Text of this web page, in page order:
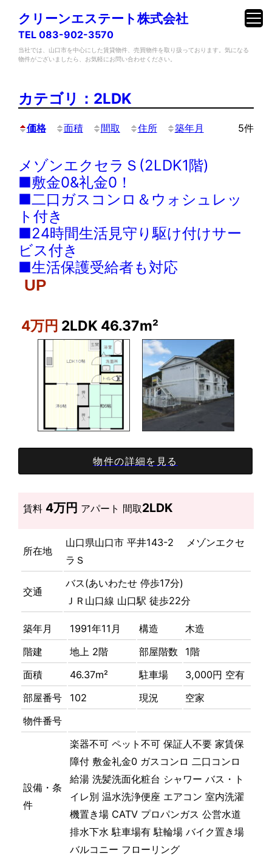
クリーンエステート株式会社
TEL 083-902-3570
当社では、山口市を中心にした賃貸物件、売買物件を取り扱っております。気になる
物件がございましたら、お気軽にお問い合わせください。
カテゴリ：2LDK
価格 面積 間取 住所 築年月 5件
メゾンエクセラＳ(2LDK1階)
■敷金0&礼金0！
■二口ガスコンロ＆ウォシュレッ
ト付き
■24時間生活見守り駆け付けサー
ビス付き
■生活保護受給者も対応
UP
4万円 2LDK 46.37m²
物件の詳細を見る
賃料 4万円 アパート 間取2LDK
所在地
山口県山口市 平井143-2 メゾンエクセ
ラＳ
交通
バス(あいわたせ 停歩17分)
ＪＲ山口線 山口駅 徒歩22分
築年月 1991年11月 構造
木造
階建
地上 2階 部屋階数
1階
面積
46.37m² 駐車場
3,000円 空有
部屋番号
102 現況
空家
物件番号
設備・条
件
楽器不可 ペット不可 保証人不要 家賃保
障付 敷金礼金0 ガスコンロ 二口コンロ
給湯 洗髪洗面化粧台 シャワー バス・ト
イレ別 温水洗浄便座 エアコン 室内洗濯
機置き場 CATV プロパンガス 公営水道
排水下水 駐車場有 駐輪場 バイク置き場
バルコニー フローリング